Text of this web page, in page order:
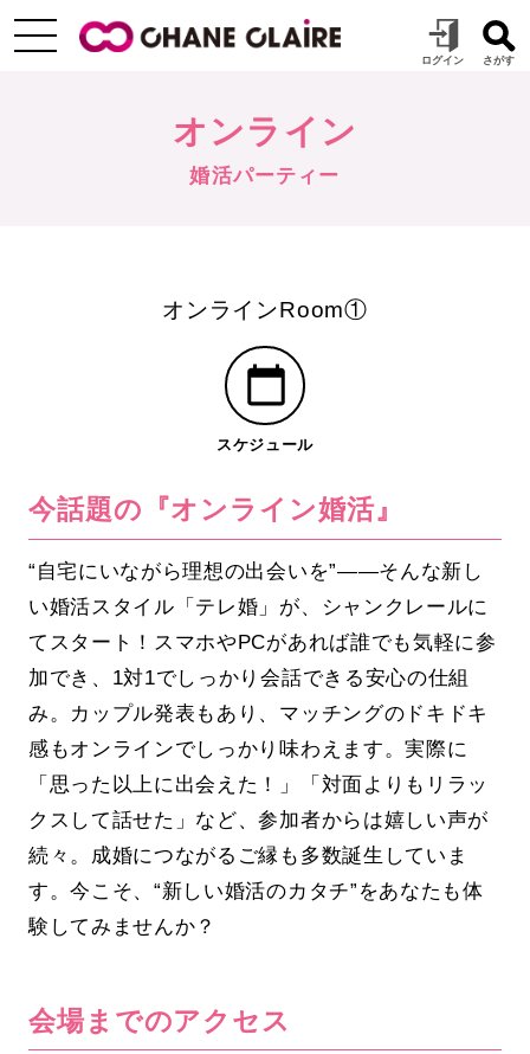
オンライン
婚活パーティー
オンラインRoom①
スケジュール
今話題の『オンライン婚活』
“自宅にいながら理想の出会いを”――そんな新し
い婚活スタイル「テレ婚」が、シャンクレールに
てスタート！スマホやPCがあれば誰でも気軽に参
加でき、1対1でしっかり会話できる安心の仕組
み。カップル発表もあり、マッチングのドキドキ
感もオンラインでしっかり味わえます。実際に
「思った以上に出会えた！」「対面よりもリラッ
クスして話せた」など、参加者からは嬉しい声が
続々。成婚につながるご縁も多数誕生していま
す。今こそ、“新しい婚活のカタチ”をあなたも体
験してみませんか？
会場までのアクセス